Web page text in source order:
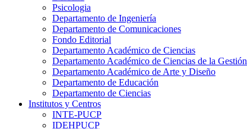
Psicologia
Departamento de Ingeniería
Departamento de Comunicaciones
Fondo Editorial
Departamento Académico de Ciencias
Departamento Académico de Ciencias de la Gestión
Departamento Académico de Arte y Diseño
Departamento de Educación
Departamento de Ciencias
Institutos y Centros
INTE-PUCP
IDEHPUCP